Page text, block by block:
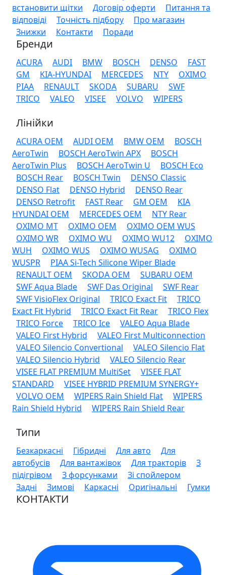
встановити щітки
Договір оферти
Питання та
відповіді
Точність підбору
Про магазин
Знижки
Контакти Поради
Бренди
ACURA AUDI BMW BOSCH DENSO
FAST
GM
KIA-HYUNDAI MERCEDES NTY
OXIMO
PIAA
RENAULT SKODA SUBARU
SWF
TRICO
VALEO VISEE VOLVO WIPERS
Лінійки
ACURA OEM AUDI OEM BMW OEM
BOSCH
AeroTwin
BOSCH AeroTwin APX
BOSCH
AeroTwin Plus
BOSCH AeroTwin U
BOSCH Eco
BOSCH Rear
BOSCH Twin
DENSO Classic
DENSO Flat
DENSO Hybrid
DENSO Rear
DENSO Retrofit
FAST Rear GM OEM
KIA
HYUNDAI OEM
MERCEDES OEM
NTY Rear
OXIMO MT
OXIMO OEM
OXIMO OEM WUS
OXIMO WR
OXIMO WU OXIMO WU12
OXIMO
WUH
OXIMO WUS OXIMO WUSAG
OXIMO
WUSPR
PIAA Si-Tech Silicone Wiper Blade
RENAULT OEM
SKODA OEM
SUBARU OEM
SWF Aqua Blade
SWF Das Original
SWF Rear
SWF VisioFlex Original
TRICO Exact Fit
TRICO
Exact Fit Hybrid
TRICO Exact Fit Rear
TRICO Flex
TRICO Force
TRICO Ice
VALEO Aqua Blade
VALEO First Hybrid
VALEO First Multiconnection
VALEO Silencio Convertional
VALEO Silencio Flat
VALEO Silencio Hybrid
VALEO Silencio Rear
VISEE FLAT PREMIUM MultiSet
VISEE FLAT
STANDARD
VISEE HYBRID PREMIUM SYNERGY+
VOLVO OEM
WIPERS Rain Shield Flat
WIPERS
Rain Shield Hybrid
WIPERS Rain Shield Rear
Типи
Безкаркасні Гібридні Для авто
Для
автобусів
Для вантажівок Для тракторів
З
підігрівом
З форсунками
Зі спойлером
Задні
Зимові Каркасні Оригінальні Гумки
КОНТАКТИ